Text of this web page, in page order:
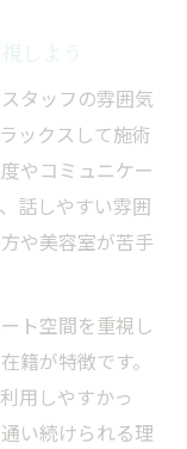
しよう
タッフの雰囲気
ックスして施術
やコミュニケー
話しやすい雰囲
や美容室が苦手
ト空間を重視し
籍が特徴です。
用しやすかっ
い続けられる理